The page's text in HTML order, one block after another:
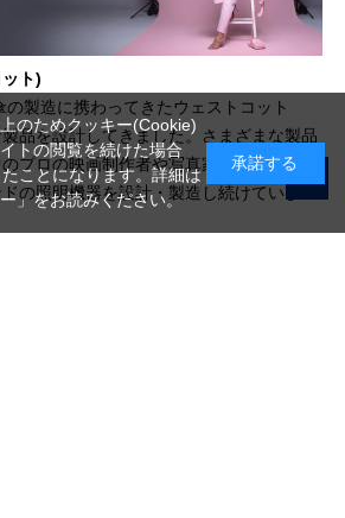
ト)
製造に携わってきたウェストコット
品を設計してきました。さまざまな製品
プロの映画制作者や写真家のために、耐
の照明機器を設計・製造し続けていま
のためクッキー(Cookie)
トの閲覧を続けた場合
ことになります。詳細は
」をお読みください。
承諾する